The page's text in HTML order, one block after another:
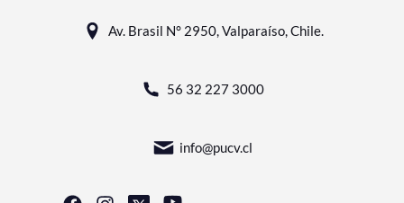
Av. Brasil N° 2950, Valparaíso, Chile.
56 32 227 3000
info@pucv.cl